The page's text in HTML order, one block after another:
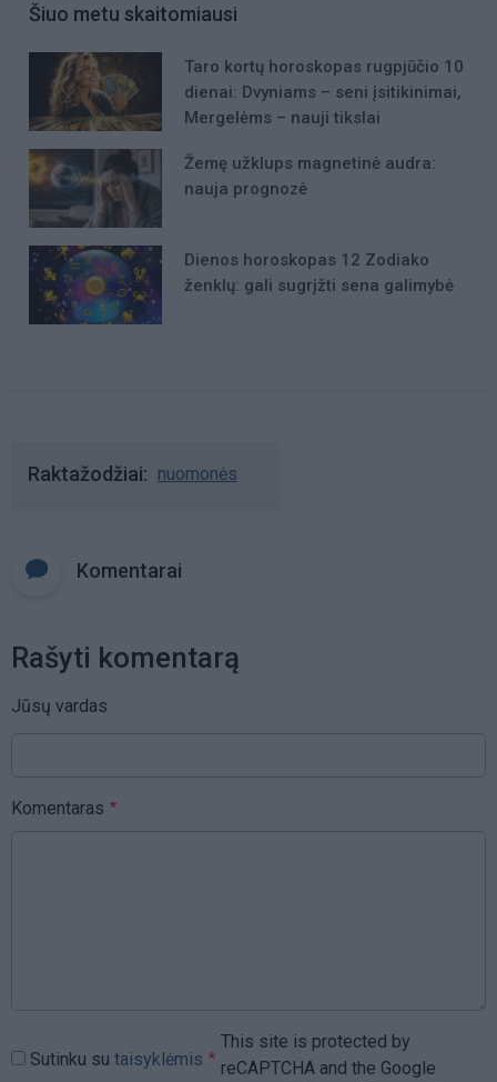
Šiuo metu skaitomiausi
Taro kortų horoskopas rugpjūčio 10
dienai: Dvyniams – seni įsitikinimai,
Mergelėms – nauji tikslai
Žemę užklups magnetinė audra:
nauja prognozė
Dienos horoskopas 12 Zodiako
ženklų: gali sugrįžti sena galimybė
Raktažodžiai nuomonės
Komentarai
Rašyti komentarą
Jūsų vardas
Komentaras
Sutinku su taisyklėmis
This site is protected by
reCAPTCHA and the Google